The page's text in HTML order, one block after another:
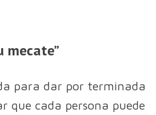
mecate”
para dar por terminada
que cada persona puede